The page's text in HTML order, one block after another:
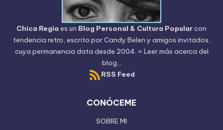
Chica Regia es un Blog Personal & Cultura Popularcon
tendencia retro, escrito porCandy Belen y amigos invitados,
cuya permanencia data desde 2004. » Leer más acerca del
blog...
RSS Feed
CONÓCEME
SOBRE MI